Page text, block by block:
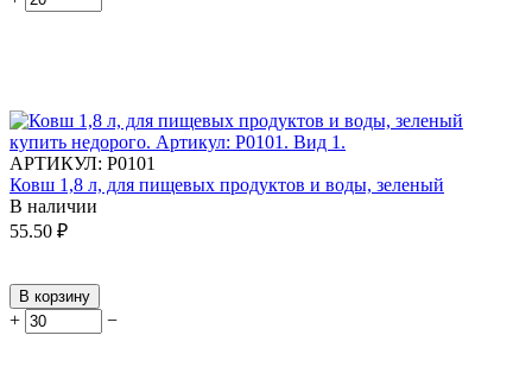
АРТИКУЛ: Р0101
Ковш 1,8 л, для пищевых продуктов и воды, зеленый
В наличии
55.50 ₽
В корзину
+ −